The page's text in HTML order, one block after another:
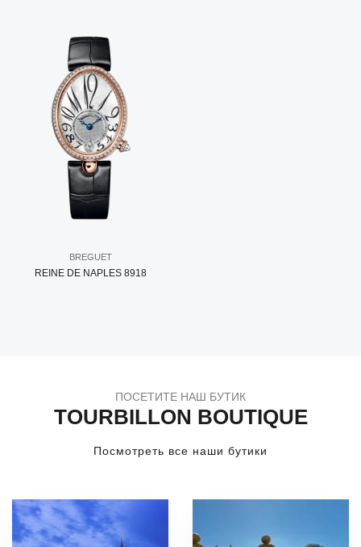
BREGUET
REINE DE NAPLES 8918
ПОСЕТИТЕ НАШ БУТИК
TOURBILLON BOUTIQUE
Посмотреть все наши бутики